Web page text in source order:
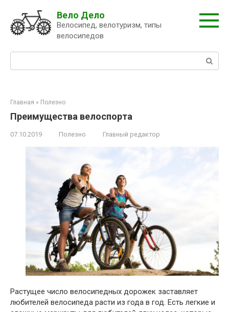
контенту
Вело Дело
Велосипед, велотуризм, типы
велосипедов
Главная » Полезно
Преимущества велоспорта
07.10.2019 Полезно Главный редактор
Растущее число велосипедных дорожек заставляет
любителей велосипеда расти из года в год. Есть легкие и